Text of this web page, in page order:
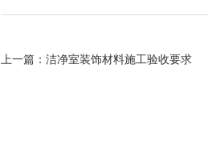
上一篇： 洁净室装饰材料施工验收要求